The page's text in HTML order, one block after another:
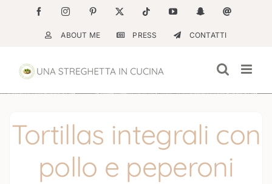
contenuto
FacebookInstagramPinterest Tiktok YouTubeSnapchatEmail
ABOUT ME PRESS CONTATTI
Tortillas integrali con
pollo e peperoni